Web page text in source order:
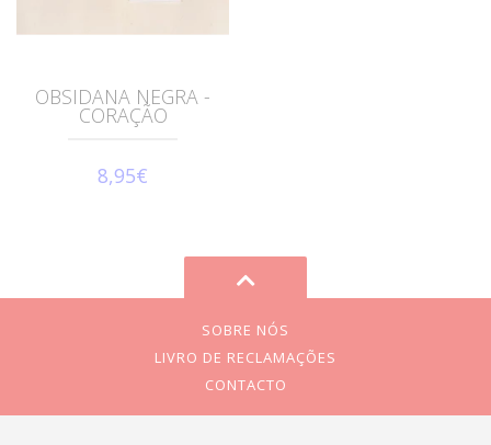
OBSIDANA NEGRA -
CORAÇÃO
8,95€
SOBRE NÓS
LIVRO DE RECLAMAÇÕES
CONTACTO